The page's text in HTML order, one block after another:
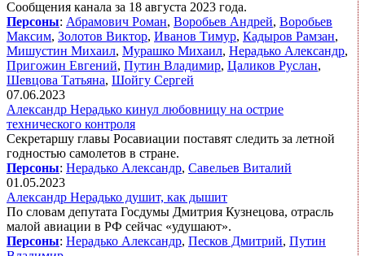
Сообщения канала за 18 августа 2023 года.
Персоны: Абрамович Роман, Воробьев Андрей, Воробьев
Максим, Золотов Виктор, Иванов Тимур, Кадыров Рамзан,
Мишустин Михаил, Мурашко Михаил, Нерадько Александр,
Пригожин Евгений, Путин Владимир, Цаликов Руслан,
Шевцова Татьяна, Шойгу Сергей
07.06.2023
Александр Нерадько кинул любовницу на острие
технического контроля
Секретаршу главы Росавиации поставят следить за летной
годностью самолетов в стране.
Персоны: Нерадько Александр, Савельев Виталий
01.05.2023
Александр Нерадько душит, как дышит
По словам депутата Госдумы Дмитрия Кузнецова, отрасль
малой авиации в РФ сейчас «удушают».
Персоны: Нерадько Александр, Песков Дмитрий, Путин